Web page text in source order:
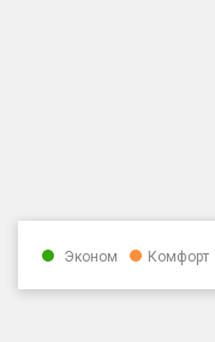
Эконом Комфорт